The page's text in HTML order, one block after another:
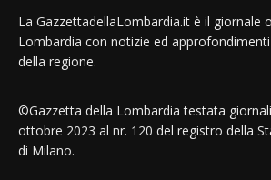
La GazzettadellaLombardia.it è il giornale
Lombardia con notizie ed
della regione.
©Gazzetta della Lombardia testata
ottobre 2023 al nr. 120 del registro della
di Milano.